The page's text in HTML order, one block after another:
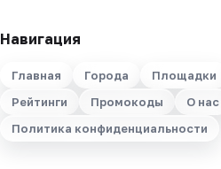
Навигация
Главная Города Площадки
Рейтинги
Промокоды О нас
Политика конфиденциальности